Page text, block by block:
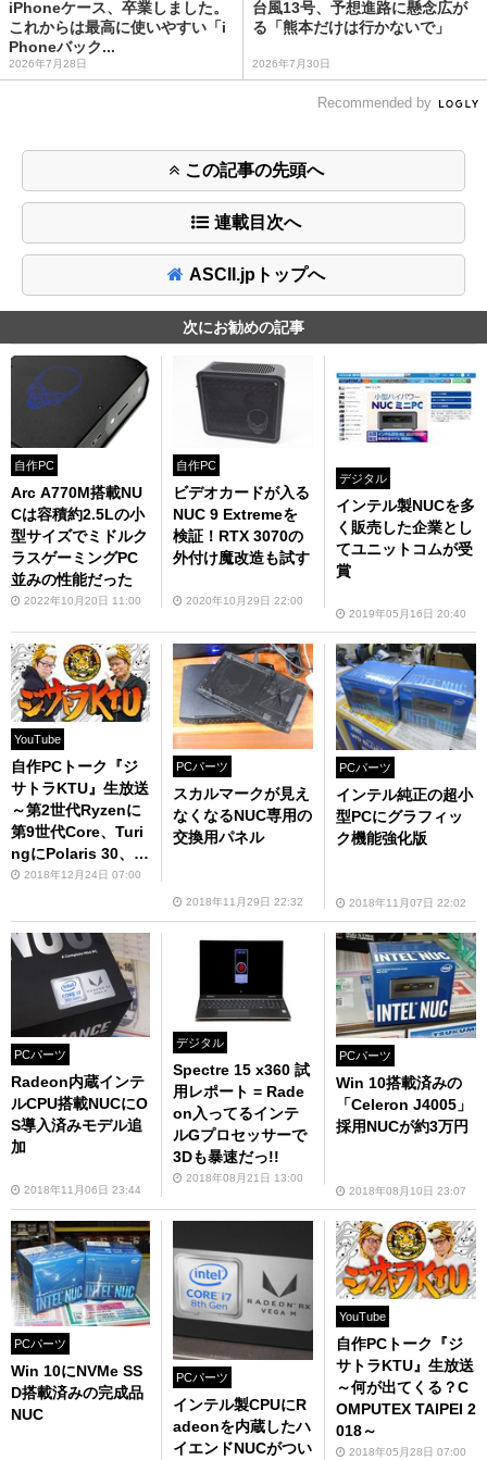
iPhoneケース、卒業しました。
これからは最高に使いやすい「i
Phoneバック...
2026年7月28日
台風13号、予想進路に懸念広が
る「熊本だけは行かないで」
2026年7月30日
Recommended by
この記事の先頭へ
連載目次へ
ASCII.jpトップへ
次にお勧めの記事
自作PC
Arc A770M搭載NU
Cは容積約2.5Lの小
型サイズでミドルク
ラスゲーミングPC
並みの性能だった
2022年10月20日 11:00
自作PC
ビデオカードが入る
NUC 9 Extremeを
検証！RTX 3070の
外付け魔改造も試す
2020年10月29日 22:00
デジタル
インテル製NUCを多
く販売した企業とし
てユニットコムが受
賞
2019年05月16日 20:40
YouTube
自作PCトーク『ジ
サトラKTU』生放送
～第2世代Ryzenに
第9世代Core、Turi
ngにPolaris 30、'1
8自作PC市場を振り
2018年12月24日 07:00
PCパーツ
スカルマークが見え
なくなるNUC専用の
交換用パネル
2018年11月29日 22:32
PCパーツ
インテル純正の超小
型PCにグラフィッ
ク機能強化版
2018年11月07日 22:02
PCパーツ
Radeon内蔵インテ
ルCPU搭載NUCにO
S導入済みモデル追
加
2018年11月06日 23:44
デジタル
Spectre 15 x360 試
用レポート = Rade
on入ってるインテ
ルGプロセッサーで
3Dも暴速だっ!!
2018年08月21日 13:00
PCパーツ
Win 10搭載済みの
「Celeron J4005」
採用NUCが約3万円
2018年08月10日 23:07
PCパーツ
Win 10にNVMe SS
D搭載済みの完成品
NUC
PCパーツ
インテル製CPUにR
adeonを内蔵したハ
イエンドNUCがつい
YouTube
自作PCトーク『ジ
サトラKTU』生放送
～何が出てくる？C
OMPUTEX TAIPEI 2
018～
2018年05月28日 07:00